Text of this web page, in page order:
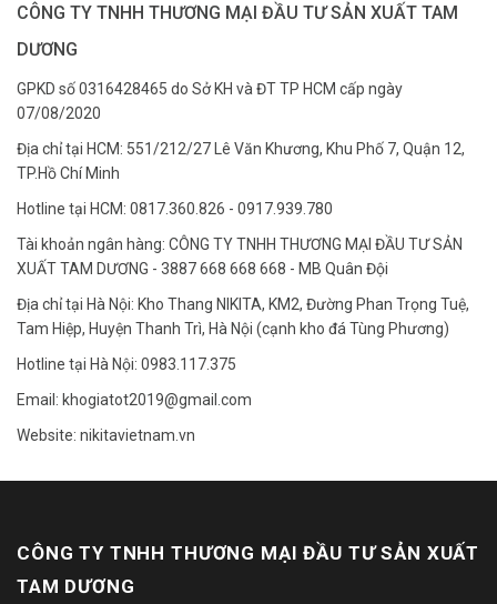
CÔNG TY TNHH THƯƠNG MẠI ĐẦU TƯ SẢN XUẤT TAM
DƯƠNG
GPKD số 0316428465 do Sở KH và ĐT TP HCM cấp ngày
07/08/2020
Địa chỉ tại HCM: 551/212/27 Lê Văn Khương, Khu Phố 7, Quận 12,
TP.Hồ Chí Minh
Hotline tại HCM: 0817.360.826 - 0917.939.780
Tài khoản ngân hàng: CÔNG TY TNHH THƯƠNG MẠI ĐẦU TƯ SẢN
XUẤT TAM DƯƠNG - 3887 668 668 668 - MB Quân Đội
Địa chỉ tại Hà Nội: Kho Thang NIKITA, KM2, Đường Phan Trọng Tuệ,
Tam Hiệp, Huyện Thanh Trì, Hà Nội (cạnh kho đá Tùng Phương)
Hotline tại Hà Nội: 0983.117.375
Email: khogiatot2019@gmail.com
Website: nikitavietnam.vn
CÔNG TY TNHH THƯƠNG MẠI ĐẦU TƯ SẢN XUẤT
TAM DƯƠNG